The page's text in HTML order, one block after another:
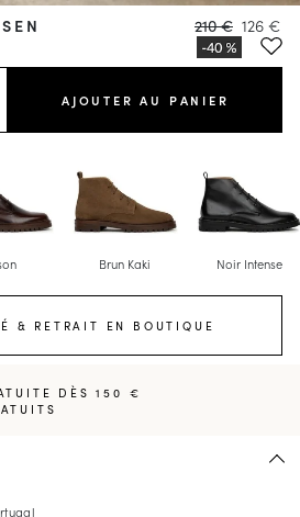
210 € 126 €
AJOUTER AU PANIER
Brun Kaki Noir Intense
& RETRAIT EN BOUTIQUE
DÈS 150 €